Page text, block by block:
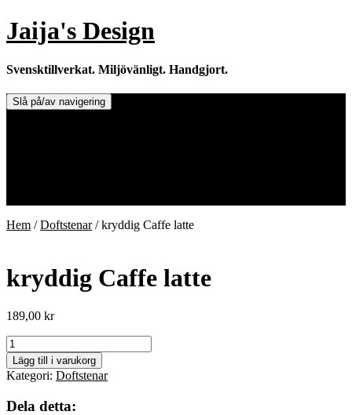
Hoppa
till
Jaija's Design
Svensktillverkat. Miljövänligt. Handgjort.
Slå på/av navigering
Hem /Doftstenar/ kryddig Caffe latte
kryddig Caffe latte
189,00 kr
kryddig
Caffe
latte
mängd
Lägg till i varukorg
Kategori: Doftstenar
Dela detta: